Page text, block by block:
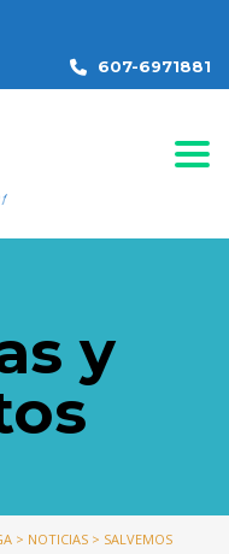
607-6971881
y
> NOTICIAS > SALVEMOS